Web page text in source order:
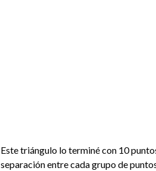
Este triángulo lo terminé con 10
separación entre cada grupo de